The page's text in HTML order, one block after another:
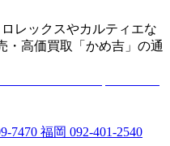
レックスやカルティエな
・高価買取「かめ吉」の通
7470 福岡 092-401-2540